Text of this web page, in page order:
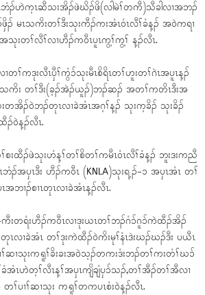
ဘံၣ်ဟဲက့ၤဆီသးအိၣ်ဖဲဃိၣ်ဖိ(လါမဲၢ်တကီ)သီခါလၢအဘၣ်
ၣ် မၤသကိးတၢ်ဒီးသုးကီၣ်ကးအံၤဝံၤလီၢ်ခံန့ၣ် အဝဲကရၢ
သုးတၢ်လီၢ်လၢဟီၣ်က၀ီၤပူၤကွ့ၢ်ကွ့ၢ် န့ၣ်လီၤ.
ၢ်ကဒုးလီၤပှီၢ်ကွံၥ်သုးမီၤစိရိၤတၢ်ဟူးတၢ်ဂဲၤအပူၤန့ၣ်
သကိး တၢ်ဒီး(ခ့ၣ်အဲၣ်ယူၣ်)ဘၣ်ဆၣ် အတၢ်ကတိၤဒီးအ
တအိၣ်ဝဲဘၣ်တုၤလၢခဲအံၤအဂ့ၢ်န့ၣ် သုးက့ခိၣ် သုးခိၣ်
ၣ်ဝဲန့ၣ်လီၤ.
းထီၣ်ဖဲသုးဟံန့ၢ်တၢ်စိတၢ်ကမီၤဝံၤလီၢ်ခံန့ၣ် ဘူးဒးကညီ
ဘံၣ်အပှၤဒီး ဟီၣ်ကဝီၤ (KNLA)သုးရ့ၣ်-၁ အပှၤအံၤ တၢ်
ဘၢၣ်စၢၤတုၤလၢခဲအံၤန့ၣ်လီၤ.
းတရံးဟီၣ်ကဝီၤလၢဒုးယၤတၢ်ဘၣ်ဂံၥ်ဂူၥ်ကဲထီၣ်အိၣ်
ၤလၢခဲအံၤ တၢ်ဒုးကဲထီၣ်ဝဲကိးမုၢ်နံၤဒဲးဃၣ်ဃၣ်ဒီး ပယီၤ
ၢ်ဆၢသုးကရူၢ်ခိးခးအဝဲသ့ၣ်တကးဒံးဘၣ်တၢ်ကးတံၢ်ဃၥ်
ၤဟဲတ့ၢ်လီၤန့ၢ်အပှၤကျိချံပှၥ်သၣ်,တၢ်အီၣ်တၢ်အီလၢ
ပၢၢ်ဆၢသုး ကရူၢ်တကပၤစံးဝဲန့ၣ်လီၤ.